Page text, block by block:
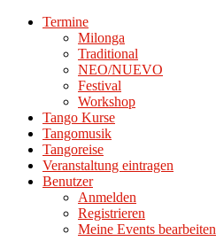
Termine
Milonga
Traditional
NEO/NUEVO
Festival
Workshop
Tango Kurse
Tangomusik
Tangoreise
Veranstaltung eintragen
Benutzer
Anmelden
Registrieren
Meine Events bearbeiten